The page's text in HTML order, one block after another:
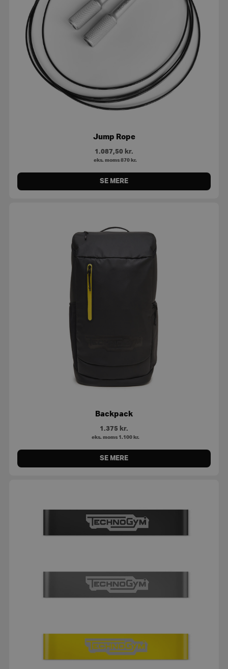
Jump Rope
1.087,50 kr.
eks. moms 870 kr.
SE MERE
Backpack
1.375 kr.
eks. moms 1.100 kr.
SE MERE